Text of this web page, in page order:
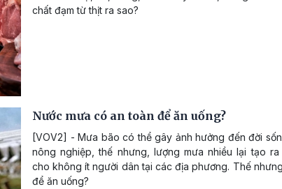
chất đạm từ thịt ra sao?
Nước mưa có an toàn để ăn uống?
[VOV2] - Mưa bão có thể gây ảnh hưởng đến đời
nông nghiệp, thế nhưng, lượng mưa nhiều lại tạo
cho không ít người dân tại các địa phương. Thế
để ăn uống?